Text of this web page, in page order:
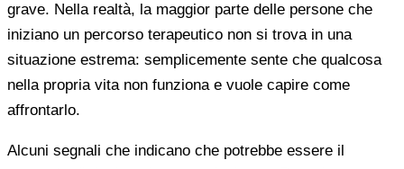
grave. Nella realtà, la maggior parte delle persone che
iniziano un percorso terapeutico non si trova in una
situazione estrema: semplicemente sente che qualcosa
nella propria vita non funziona e vuole capire come
affrontarlo.
Alcuni segnali che indicano che potrebbe essere il